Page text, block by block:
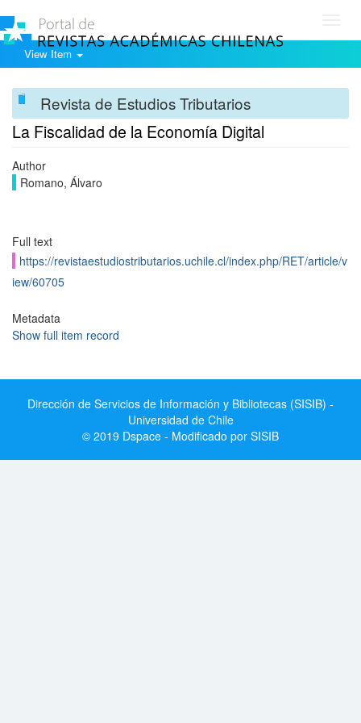
View Item
Revista de Estudios Tributarios
La Fiscalidad de la Economía Digital
Author
Romano, Álvaro
Full text
https://revistaestudiostributarios.uchile.cl/index.php/RET/article/v
iew/60705
Metadata
Show full item record
Dirección de Servicios de Información y Bibliotecas (SISIB) -
Universidad de Chile
© 2019 Dspace - Modificado por SISIB